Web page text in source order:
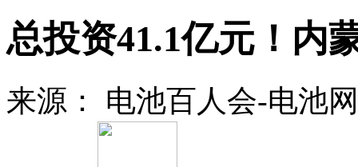
总投资41.1亿元！内
来源： 电池百人会-电池